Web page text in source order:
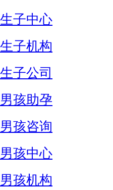
子中心
子机构
子公司
孩助孕
孩咨询
孩中心
孩机构